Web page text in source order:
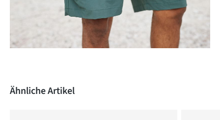
Produktgalerie überspringen
Ähnliche Artikel